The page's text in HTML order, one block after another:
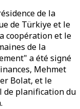
de la
de Türkiye et le
coopération et le
de la
a été signé
Mehmet
Bolat, et le
de planification du